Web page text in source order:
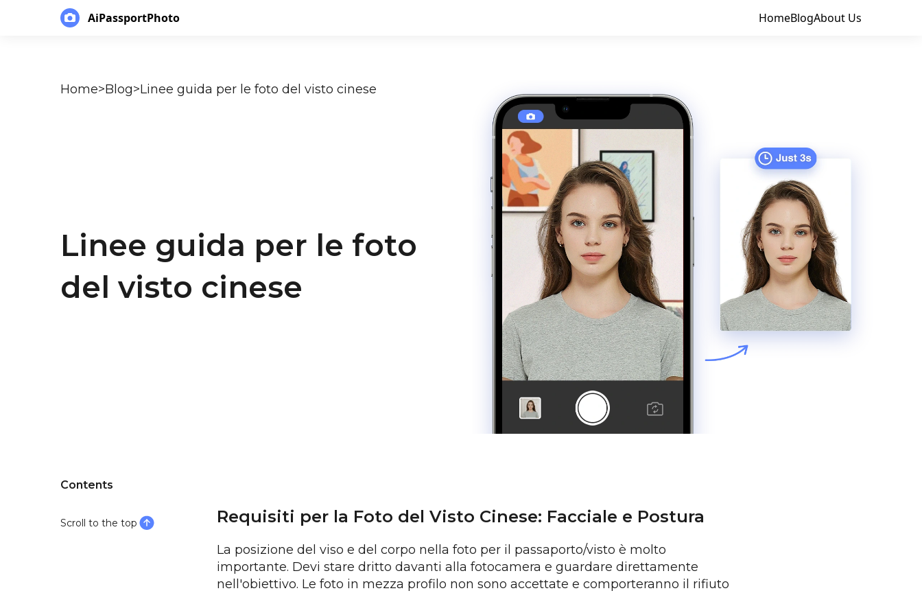
AiPassportPhoto HomeBlogAbout Us
Home>Blog>Linee guida per le foto del visto cinese
Linee guida per le foto
del visto cinese
Contents
Scroll to the top Requisiti per la Foto del Visto Cinese: Facciale e Postura
La posizione del viso e del corpo nella foto per il passaporto/visto è molto
importante. Devi stare dritto davanti alla fotocamera e guardare direttamente
nell'obiettivo. Le foto in mezza profilo non sono accettate e comporteranno il rifiuto